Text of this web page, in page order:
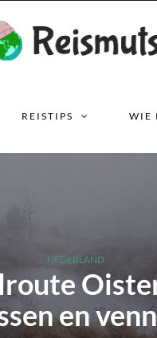
REISTIPS WIE
NEDERLAND
en